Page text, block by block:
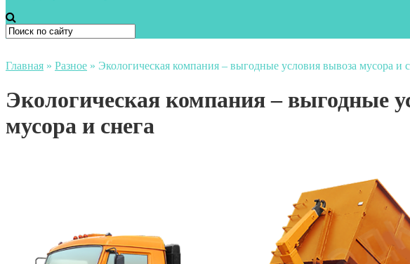
Главная » Разное » Экологическая компания – выгодные условия вывоза мусора и
Экологическая компания – выгодные
мусора и снега